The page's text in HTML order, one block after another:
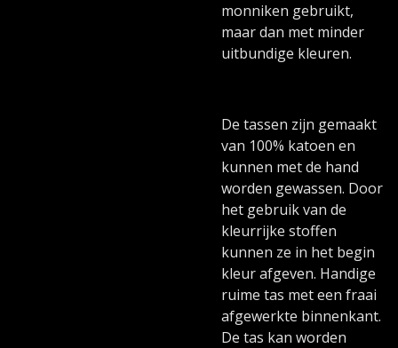
monniken gebruikt,
maar dan met minder
uitbundige kleuren.
De tassen zijn gemaakt
van 100% katoen en
kunnen met de hand
worden gewassen. Door
het gebruik van de
kleurrijke stoffen
kunnen ze in het begin
kleur afgeven. Handige
ruime tas met een fraai
afgewerkte binnenkant.
De tas kan worden